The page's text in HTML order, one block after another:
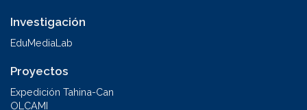
Investigación
EduMediaLab
Proyectos
Expedición Tahina-Can
OLCAMI